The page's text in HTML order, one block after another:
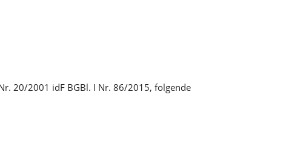
20/2001 idF BGBl. I Nr. 86/2015, folgende